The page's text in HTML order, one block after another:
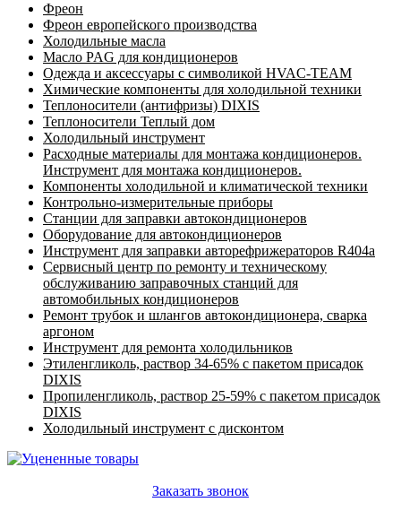
Фреон
Фреон европейского производства
Холодильные масла
Масло PAG для кондиционеров
Одежда и аксессуары с символикой HVAC-TEAM
Химические компоненты для холодильной техники
Теплоносители (антифризы) DIXIS
Теплоносители Теплый дом
Холодильный инструмент
Расходные материалы для монтажа кондиционеров.
Инструмент для монтажа кондиционеров.
Компоненты холодильной и климатической техники
Контрольно-измерительные приборы
Станции для заправки автокондиционеров
Оборудование для автокондиционеров
Инструмент для заправки авторефрижераторов R404a
Сервисный центр по ремонту и техническому
обслуживанию заправочных станций для
автомобильных кондиционеров
Ремонт трубок и шлангов автокондиционера, сварка
аргоном
Инструмент для ремонта холодильников
Этиленгликоль, раствор 34-65% с пакетом присадок
DIXIS
Пропиленгликоль, раствор 25-59% с пакетом присадок
DIXIS
Холодильный инструмент с дисконтом
Заказать звонок